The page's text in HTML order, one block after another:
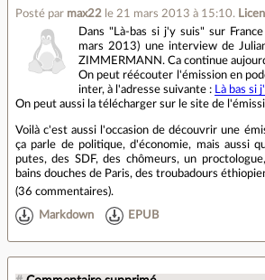
Posté par max22 le 21 mars 2013 à 15:10.
Dans "Là-bas si j'y suis" sur
mars 2013) une interview de
ZIMMERMANN. Ca continue
On peut réécouter l'émission en
inter, à l'adresse suivante :
Là bas si
On peut aussi la télécharger sur le site de
Voilà c'est aussi l'occasion de découvrir une
ça parle de politique, d'économie, mais aussi
putes, des SDF, des chômeurs, un
bains douches de Paris, des troubadours
(36 commentaires).
Markdown EPUB